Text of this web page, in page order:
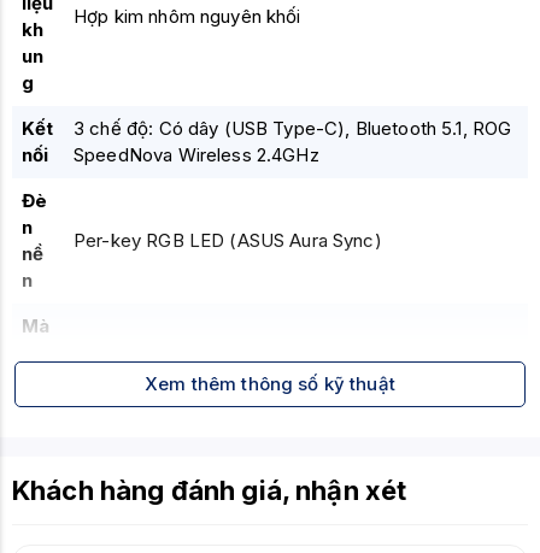
kh
un
g
Hợp kim nhôm nguyên khối
Kết
nối
3 chế độ: Có dây (USB Type-C), Bluetooth 5.1, ROG
SpeedNova Wireless 2.4GHz
Đè
n
nề
n
Per-key RGB LED (ASUS Aura Sync)
Mà
h
Màn hình OLED hiển thị thông tin
Pin
Lên đến 2000 giờ (tắt RGB)
Xem thêm thông số kỹ thuật
Khách hàng đánh giá, nhận xét